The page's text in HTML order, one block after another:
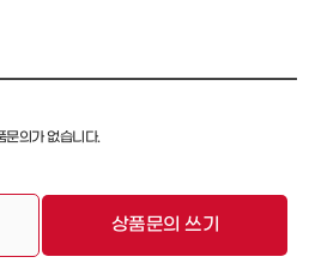
문의가 없습니다.
상품문의 쓰기